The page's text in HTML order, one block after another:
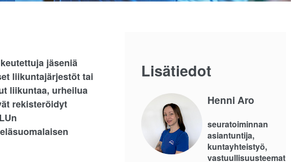
jäseniä
liikuntajärjestöt tai
liikuntaa, urheilua
rekisteröidyt
Lisätiedot
Henni Aro
seuratoiminnan
asiantuntija,
kuntayhteistyö,
vastuullisuusteemat